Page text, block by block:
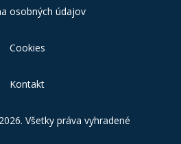
osobných údajov
Cookies
Kontakt
Všetky práva vyhradené